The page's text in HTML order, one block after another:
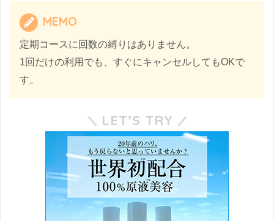
MEMO
定期コースに回数の縛りはありません。
1回だけの利用でも、すぐにキャンセルしてもOKで
す。
LET’S TRY